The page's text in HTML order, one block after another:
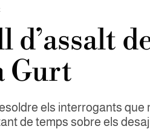
d’assalt
Gurt
els interrogants que
de temps sobre els